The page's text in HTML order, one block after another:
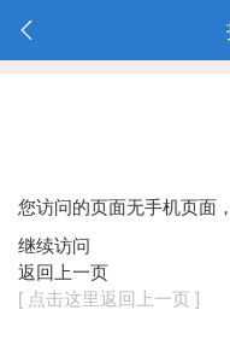
您访问的页面无手机页面
继续访问
返回上一页
[ 点击这里返回上一页 ]